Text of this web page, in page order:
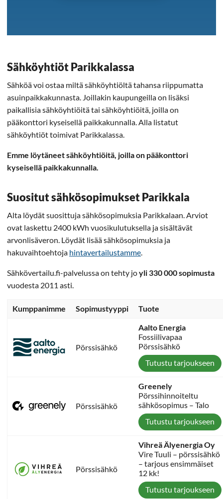
Sähköyhtiöt Parikkalassa
Sähköä voi ostaa miltä sähköyhtiöltä tahansa riippumatta
asuinpaikkakunnasta. Joillakin kaupungeilla on lisäksi
paikallisia sähköyhtiöitä tai sähköyhtiöitä, joilla on
pääkonttori kyseisellä paikkakunnalla. Alla listatut
sähköyhtiöt toimivat Parikkalassa.
Emme löytäneet sähköyhtiöitä, joilla on pääkonttori
kyseisellä paikkakunnalla.
Suositut sähkösopimukset Parikkala
Alta löydät suosittuja sähkösopimuksia Parikkalaan. Arviot
ovat laskettu 2400 kWh vuosikulutuksella ja sisältävät
arvonlisäveron. Löydät lisää sähkösopimuksia ja
hakuvaihtoehtoja hintavertailustamme
Sähkövertailu.fi-palvelussa on tehty joyli 330 000 sopimusta
vuodesta 2011 asti.
Kumppanimme Sopimustyyppi Tuote
Pörssisähkö
Aalto Energia
Fossiilivapaa
Pörssisähkö
Tutustu tarjoukseen
Pörssisähkö
Greenely
Pörssihinnoiteltu
sähkösopimus – Talo
Tutustu tarjoukseen
Pörssisähkö
Vihreä Älyenergia Oy
Vire Tuuli – pörssisähkö
– tarjous ensimmäiset
12 kk!
Tutustu tarjoukseen